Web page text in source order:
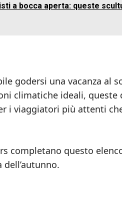
a bocca aperta: queste
godersi una vacanza al
climatiche ideali,
i viaggiatori più attenti
completano questo